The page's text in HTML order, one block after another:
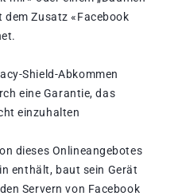
dem Zusatz «Facebook
Shield-Abkommen
eine Garantie, das
einzuhalten
dieses Onlineangebotes
enthält, baut sein Gerät
Servern von Facebook